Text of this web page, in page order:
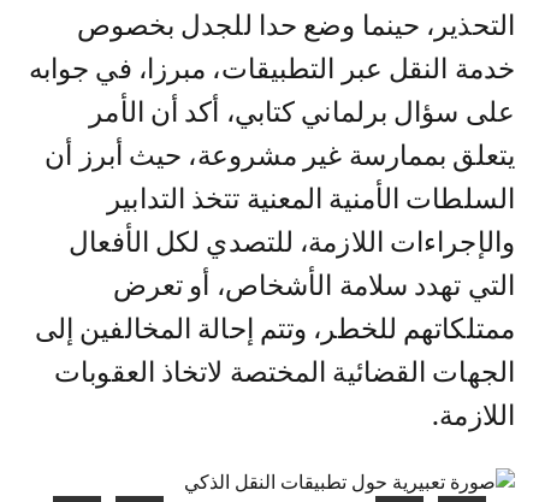
التحذير، حينما وضع حدا للجدل بخصوص
خدمة النقل عبر التطبيقات، مبرزا، في جوابه
على سؤال برلماني كتابي، أكد أن الأمر
يتعلق بممارسة غير مشروعة، حيث أبرز أن
السلطات الأمنية المعنية تتخذ التدابير
والإجراءات اللازمة، للتصدي لكل الأفعال
التي تهدد سلامة الأشخاص، أو تعرض
ممتلكاتهم للخطر، وتتم إحالة المخالفين إلى
الجهات القضائية المختصة لاتخاذ العقوبات
اللازمة.